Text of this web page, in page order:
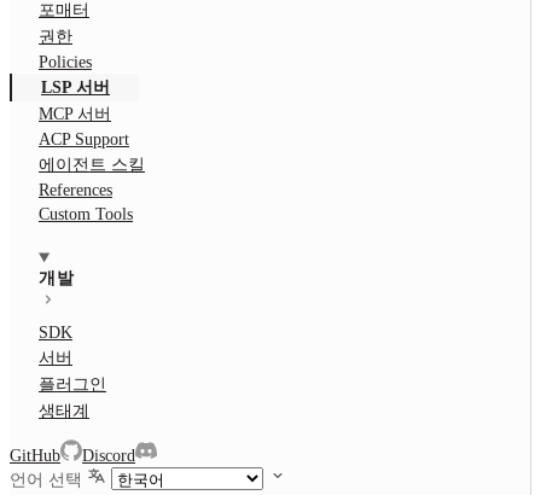
포매터
권한
Policies
LSP 서버
MCP 서버
ACP Support
에이전트 스킬
References
Custom Tools
개발
SDK
서버
플러그인
생태계
GitHub
Discord
언어 선택